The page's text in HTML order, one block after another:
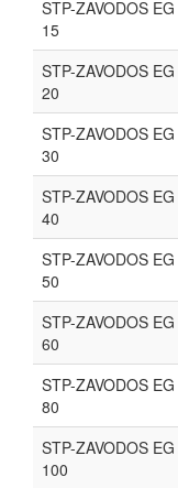
STP-ZAVODOS EG
15
STP-ZAVODOS EG
20
STP-ZAVODOS EG
30
STP-ZAVODOS EG
40
STP-ZAVODOS EG
50
STP-ZAVODOS EG
60
STP-ZAVODOS EG
80
STP-ZAVODOS EG
100